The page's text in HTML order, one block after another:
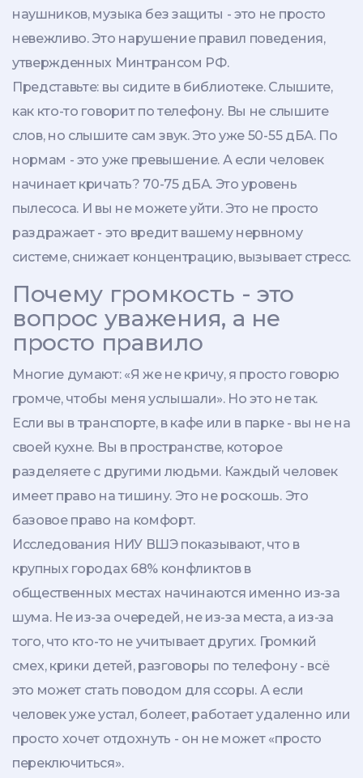
наушников, музыка без защиты - это не просто
невежливо. Это нарушение правил поведения,
утвержденных Минтрансом РФ.
Представьте: вы сидите в библиотеке. Слышите,
как кто-то говорит по телефону. Вы не слышите
слов, но слышите сам звук. Это уже 50-55 дБА. По
нормам - это уже превышение. А если человек
начинает кричать? 70-75 дБА. Это уровень
пылесоса. И вы не можете уйти. Это не просто
раздражает - это вредит вашему нервному
системе, снижает концентрацию, вызывает стресс.
Почему громкость - это
вопрос уважения, а не
просто правило
Многие думают: «Я же не кричу, я просто говорю
громче, чтобы меня услышали». Но это не так.
Если вы в транспорте, в кафе или в парке - вы не на
своей кухне. Вы в пространстве, которое
разделяете с другими людьми. Каждый человек
имеет право на тишину. Это не роскошь. Это
базовое право на комфорт.
Исследования НИУ ВШЭ показывают, что в
крупных городах 68% конфликтов в
общественных местах начинаются именно из-за
шума. Не из-за очередей, не из-за места, а из-за
того, что кто-то не учитывает других. Громкий
смех, крики детей, разговоры по телефону - всё
это может стать поводом для ссоры. А если
человек уже устал, болеет, работает удаленно или
просто хочет отдохнуть - он не может «просто
переключиться».